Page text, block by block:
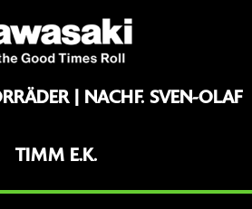
| NACHF. SVEN-OLAF
TIMM E.K.